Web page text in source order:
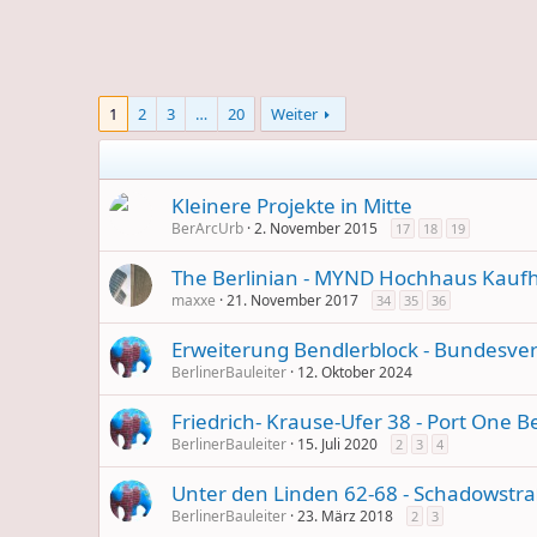
1 2 3 … 20 Weiter
Kleinere Projekte in Mitte
BerArcUrb 2. November 2015 17 18 19
The Berlinian - MYND Hochhaus
maxxe 21. November 2017 34 35 36
Erweiterung Bendlerblock -
BerlinerBauleiter 12. Oktober 2024
Friedrich- Krause-Ufer 38 - Port One
BerlinerBauleiter 15. Juli 2020 2 3 4
Unter den Linden 62-68 -
BerlinerBauleiter 23. März 2018 2 3